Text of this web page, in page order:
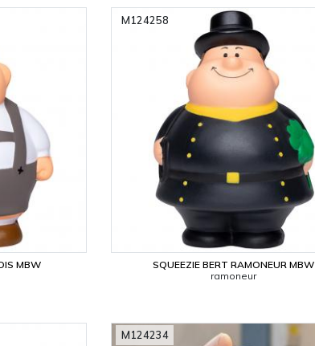
MBW
SQUEEZIE BERT RAMONEUR MBW
ramoneur
M124258
M124234